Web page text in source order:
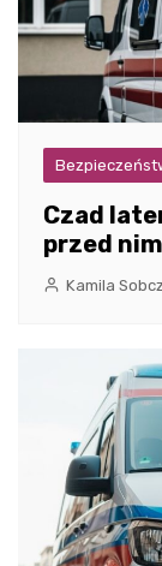
Czad
przed
Kamila